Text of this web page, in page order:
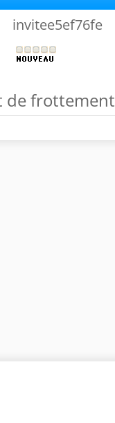
invitee5ef76fe
de frottement